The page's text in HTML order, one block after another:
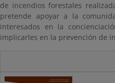
de incendios forestales
pretende apoyar a la
interesados en la
implicarles en la prevención de